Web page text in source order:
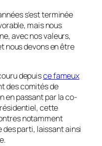
s’est terminée
mais nous
avec nos valeurs,
nous devons en être
depuisce fameux
des comités de
en passant par la co-
cette
notamment
des parti, laissant ainsi